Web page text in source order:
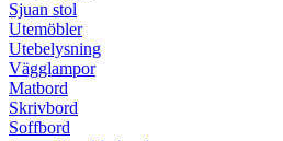
Sjuan stol
Utemöbler
Utebelysning
Vägglampor
Matbord
Skrivbord
Soffbord